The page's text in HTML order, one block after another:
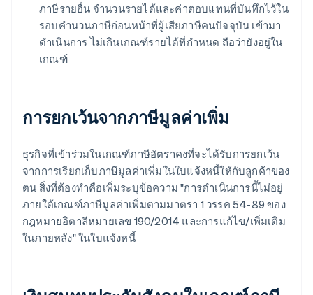
ภาษีรายอื่น จํานวนรายได้และค่าตอบแทนที่บันทึกไว้ใน
รอบคำนวนภาษีก่อนหน้าที่ผู้เสียภาษีคนปัจจุบัน เข้ามา
ดำเนินการ ไม่เกินเกณฑ์รายได้ที่กำหนด ถือว่ายังอยู่ใน
เกณฑ์
การยกเว้นจากภาษีมูลค่าเพิ่ม
ธุรกิจที่เข้าร่วมในเกณฑ์ภาษีอัตราคงที่จะได้รับการยกเว้น
จากการเรียกเก็บภาษีมูลค่าเพิ่มในใบแจ้งหนี้ให้กับลูกค้าของ
ตน สิ่งที่ต้องทําคือเพิ่มระบุข้อความ "การดําเนินการนี้ไม่อยู่
ภายใต้เกณฑ์ภาษีมูลค่าเพิ่มตามมาตรา 1 วรรค 54-89 ของ
กฎหมายอิตาลีหมายเลข 190/2014 และการแก้ไข/เพิ่มเติม
ในภายหลัง" ในใบแจ้งหนี้